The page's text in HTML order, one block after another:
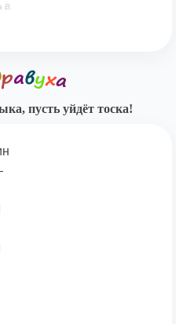
В.
пусть уйдёт тоска!